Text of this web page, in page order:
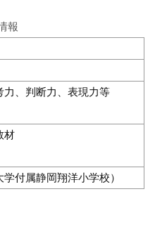
報
、判断力、表現力等
材
付属静岡翔洋小学校）